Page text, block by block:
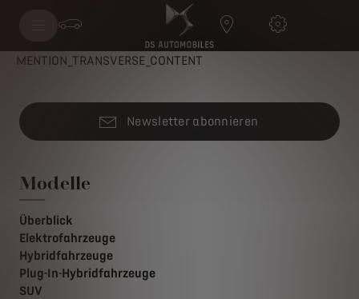
MENTION_TRANSVERSE_CONTENT
Newsletter abonnieren
Modelle
Überblick
Elektrofahrzeuge
Hybridfahrzeuge
Plug-In-Hybridfahrzeuge
SUV